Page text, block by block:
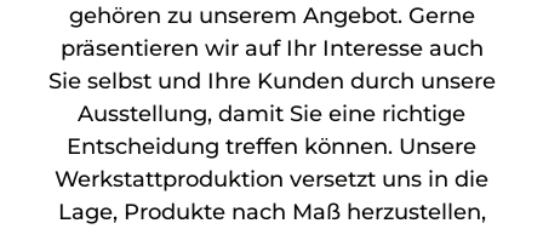
gehören zu unserem Angebot. Gerne
präsentieren wir auf Ihr Interesse auch
Sie selbst und Ihre Kunden durch unsere
Ausstellung, damit Sie eine richtige
Entscheidung treffen können. Unsere
Werkstattproduktion versetzt uns in die
Lage, Produkte nach Maß herzustellen,